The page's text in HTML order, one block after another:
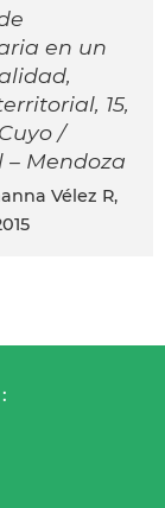
en un
15,
/
– Mendoza
Vélez R,